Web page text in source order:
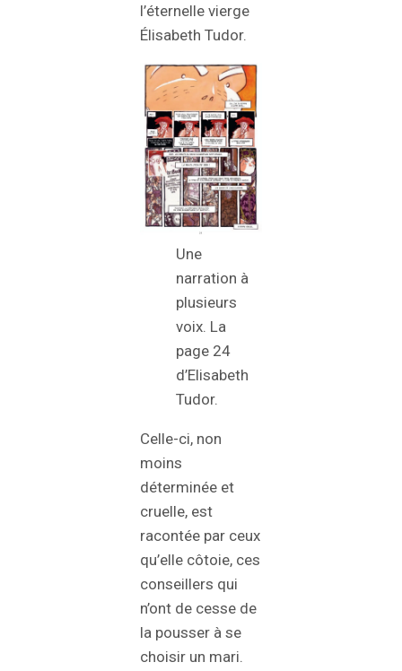
l’éternelle vierge
Élisabeth Tudor.
Une
narration à
plusieurs
voix. La
page 24
d’Elisabeth
Tudor.
Celle-ci, non
moins
déterminée et
cruelle, est
racontée par ceux
qu’elle côtoie, ces
conseillers qui
n’ont de cesse de
la pousser à se
choisir un mari.